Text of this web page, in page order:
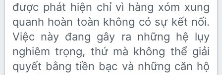
được phát hiện chỉ vì hàng xóm xung
quanh hoàn toàn không có sự kết nối.
Việc này đang gây ra những hệ lụy
nghiêm trọng, thứ mà không thể giải
quyết bằng tiền bạc và những căn hộ